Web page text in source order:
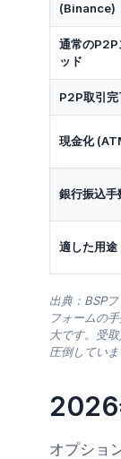
(Binance)
通常のP2P
ッド
P2P取引完
現金化
銀行振込手
適した用途
出典：BSP
フォームの
大です。受
圧倒してい
オプショ